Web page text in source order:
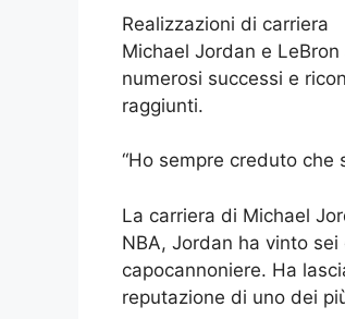
Realizzazioni di carriera
Michael Jordan e
numerosi successi e
raggiunti.
“Ho sempre creduto che
La carriera di Michael
NBA, Jordan ha vinto
capocannoniere. Ha
reputazione di uno dei